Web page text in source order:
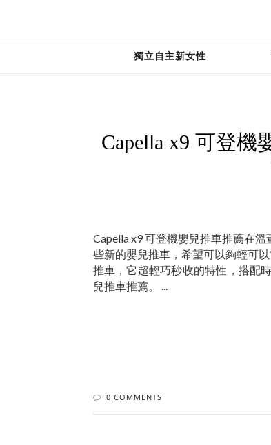
獨立自主新女性
Capella x9 可登機
Capella x9 可登機嬰兒推車推薦在
些新的嬰兒推車，希望可以夠輕可
推車，它超輕巧秒收的特性，搭配
兒推車推薦。 ...
0 COMMENTS